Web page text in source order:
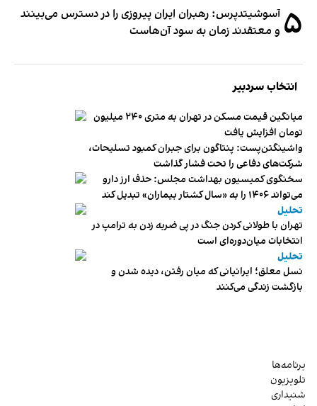
۵ آسوشیتدپرس: رهبران ایران پیروزی را در دسترس می‌بینند
و معتقدند زمان به سود آن‌هاست
انتخاب سردبیر
میانگین قیمت مسکن در تهران به متری ۲۴۰ میلیون
تومان افزایش یافت
واشینگتن‌پست: پنتاگون برای جبران کمبود تسلیحات،
شرکت‌های دفاعی را تحت فشار گذاشت
سخنگوی کمیسیون بهداشت مجلس: حذف ارز دارو
می‌تواند ۱۴۰۶ را به «سال کشتار بیماران» تبدیل کند
تحلیل
تهران با طولانی کردن جنگ در پی ضربه زدن به ترامپ در
انتخابات میان‌دوره‌ای است
تحلیل
نسل معلق؛ ایرانیانی که میان رفتن، دیده شدن و
بازگشت زندگی می‌کنند
برنامه‌ها
تلویزیون
شنیداری